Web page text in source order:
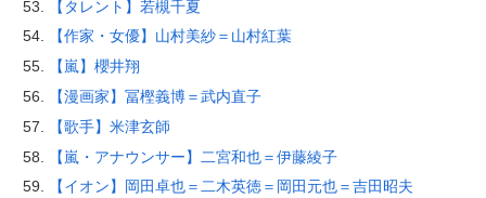
【タレント】若槻千夏
【作家・女優】山村美紗＝山村紅葉
【嵐】櫻井翔
【漫画家】冨樫義博＝武内直子
【歌手】米津玄師
【嵐・アナウンサー】二宮和也＝伊藤綾子
【イオン】岡田卓也＝二木英徳＝岡田元也＝吉田昭夫